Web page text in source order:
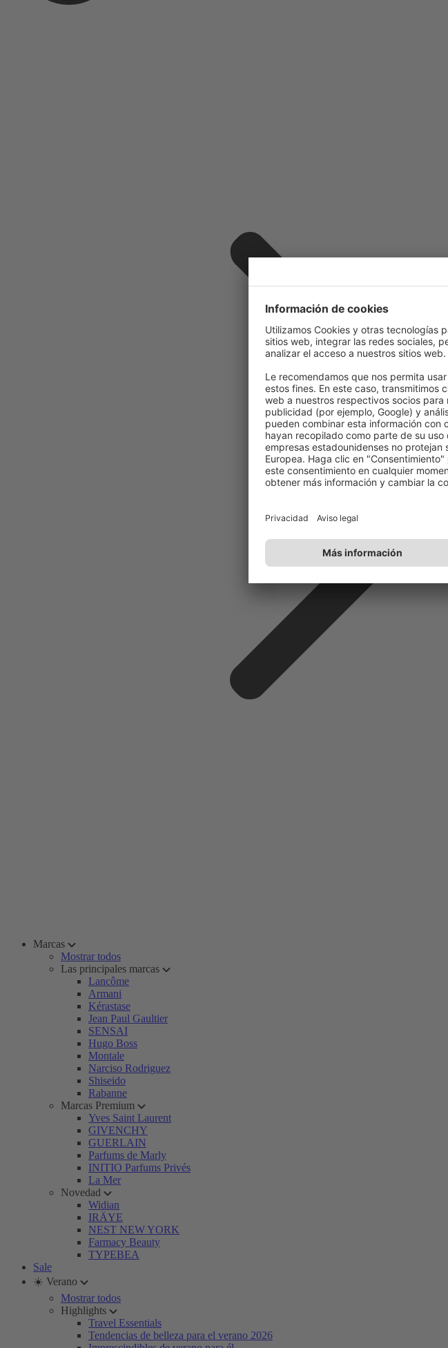
Marcas
Mostrar todos
Las principales marcas
Lancôme
Armani
Kérastase
Jean Paul Gaultier
SENSAI
Hugo Boss
Montale
Narciso Rodriguez
Shiseido
Rabanne
Marcas Premium
Yves Saint Laurent
GIVENCHY
GUERLAIN
Parfums de Marly
INITIO Parfums Privés
La Mer
Novedad
Widian
IRÄYE
NEST NEW YORK
Farmacy Beauty
TYPEBEA
Sale
☀️ Verano
Mostrar todos
Highlights
Travel Essentials
Tendencias de belleza para el verano 2026